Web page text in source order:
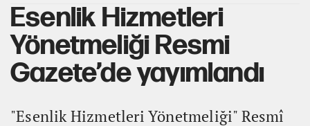
Esenlik Hizmetleri
Yönetmeliği Resmi
Gazete’de yayımlandı
"Esenlik Hizmetleri Yönetmeliği" Resmî